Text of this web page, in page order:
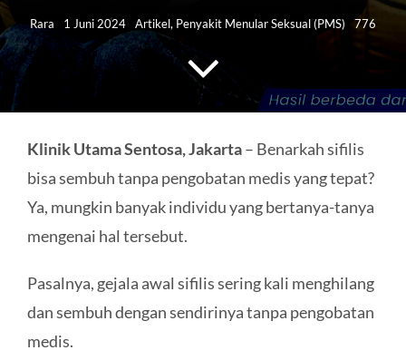
Rara 1 Juni 2024 Artikel, Penyakit Menular Seksual (PMS) 776
Klinik Utama Sentosa, Jakarta– Benarkah sifilis
bisa sembuh tanpa pengobatan medis yang tepat?
Ya, mungkin banyak individu yang bertanya-tanya
mengenai hal tersebut.
Pasalnya, gejala awal sifilis sering kali menghilang
dan sembuh dengan sendirinya tanpa pengobatan
medis.